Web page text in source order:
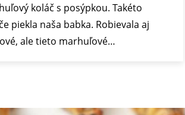
koláč s posýpkou. Takéto
piekla naša babka. Robievala aj
ale tieto marhuľové…